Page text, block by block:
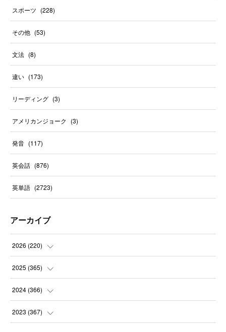
スポーツ (228)
その他 (53)
文法 (8)
違い (173)
リーディング (3)
アメリカンジョーク (3)
発音 (117)
英会話 (876)
英単語 (2723)
アーカイブ
2026 (220)
(9)
(31
(30
2025 (365)
(31
(30
2024 (366)
(32
2023 (367)